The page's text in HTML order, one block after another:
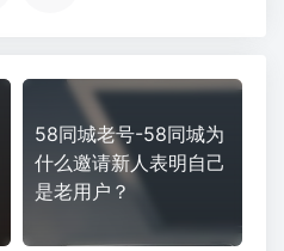
58同城老号-58同城为
什么邀请新人表明自己
是老用户？